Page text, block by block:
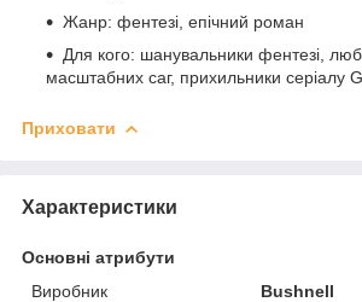
Жанр: фентезі, епічний роман
Для кого: шанувальники фентезі,
масштабних саг, прихильники серіалу
Приховати
Характеристики
Основні атрибути
Виробник
Bushnell